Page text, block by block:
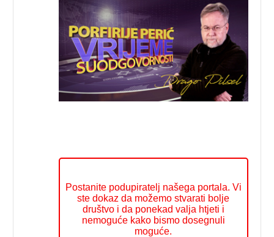
Postanite podupiratelj našega portala. Vi
ste dokaz da možemo stvarati bolje
društvo i da ponekad valja htjeti i
nemoguće kako bismo dosegnuli
moguće.